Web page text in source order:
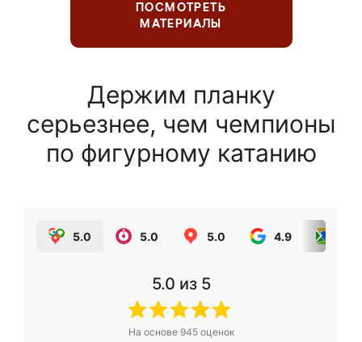
ПОСМОТРЕТЬ
МАТЕРИАЛЫ
Держим планку
серьезнее, чем чемпионы
по фигурному катанию
5.0 5.0 5.0 4.9
5.0 из 5
На основе 945оценок